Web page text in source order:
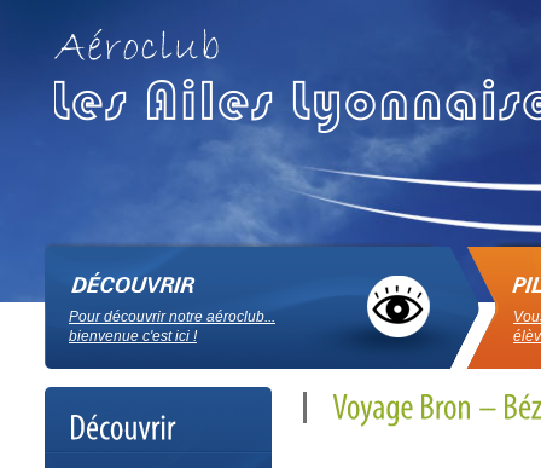
Pour découvrir notre aéroclub...
bienvenue c'est ici !